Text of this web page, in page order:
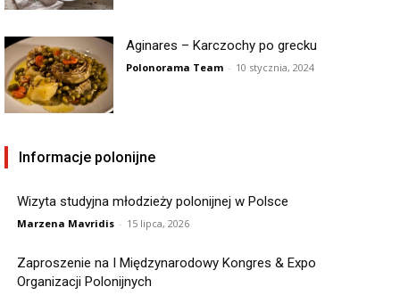
Aginares – Karczochy po grecku
Polonorama Team - 10 stycznia, 2024
Informacje polonijne
Wizyta studyjna młodzieży polonijnej w Polsce
Marzena Mavridis - 15 lipca, 2026
Zaproszenie na I Międzynarodowy Kongres & Expo
Organizacji Polonijnych